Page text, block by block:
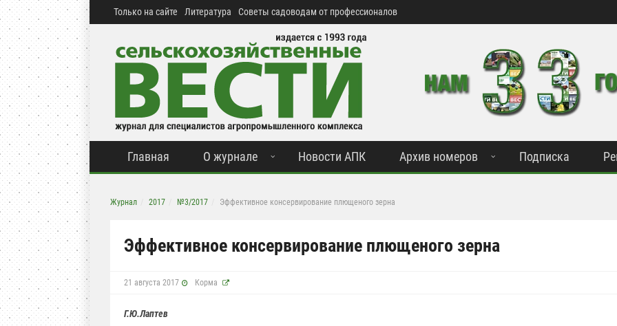
Только на сайте Литература Советы садоводам от профессионалов
Главная О журнале Новости АПК Архив номеров Подписка
Журнал 2017 №3/2017 Эффективное консервирование плющеного зерна
Эффективное консервирование плющеного зерна
21 августа 2017 Корма
Г.Ю.Лаптев